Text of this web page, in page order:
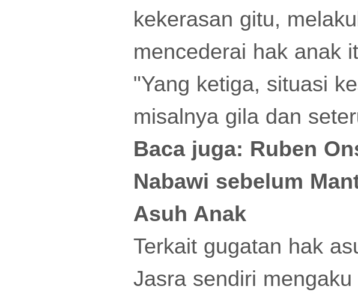
kekerasan gitu,
mencederai hak anak
"Yang ketiga, situasi
misalnya gila dan
Baca juga: Ruben
Nabawi sebelum
Asuh Anak
Terkait gugatan hak
Jasra sendiri